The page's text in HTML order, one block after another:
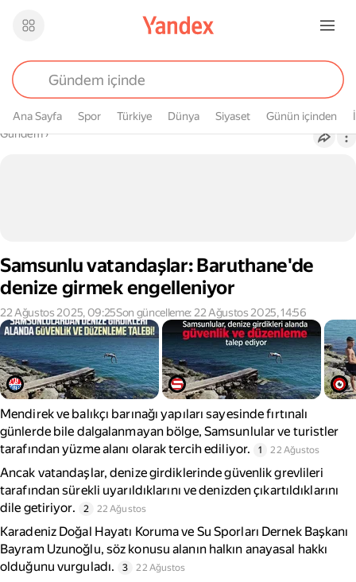
Ana Sayfa Spor Türkiye Dünya Siyaset Günün içinden
Buradasın
Gündem›
Samsunlu vatandaşlar: Baruthane'de
denize girmek engelleniyor
22 Ağustos 2025, 09:25Son güncelleme: 22 Ağustos 2025, 14:56
Mendirek ve balıkçı barınağı yapıları sayesinde fırtınalı
günlerde bile dalgalanmayan bölge, Samsunlular ve turistler
tarafından yüzme alanı olarak tercih ediliyor.
1 22 Ağustos
Ancak vatandaşlar, denize girdiklerinde güvenlik grevlileri
tarafından sürekli uyarıldıklarını ve denizden çıkartıldıklarını
dile getiriyor.
2 22 Ağustos
Karadeniz Doğal Hayatı Koruma ve Su Sporları Dernek Başkanı
Bayram Uzunoğlu, söz konusu alanın halkın anayasal hakkı
olduğunu vurguladı.
3 22 Ağustos